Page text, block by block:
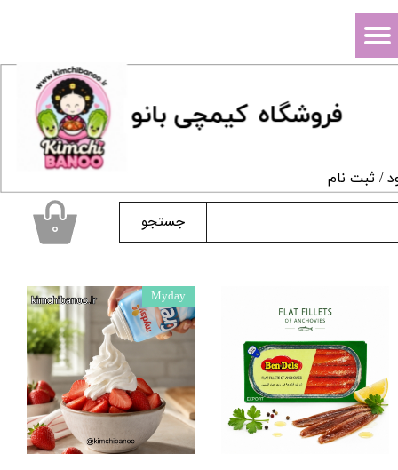
فروشگاه کیمچی بانو
جستجو
/ ثبت نام
حساب کاربری من
سفارشات
۰
Myday